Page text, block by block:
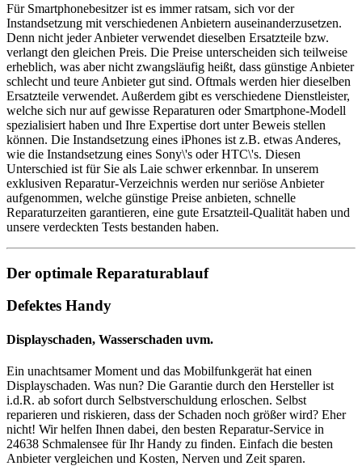
Für Smartphonebesitzer ist es immer ratsam, sich vor der
Instandsetzung mit verschiedenen Anbietern auseinanderzusetzen.
Denn nicht jeder Anbieter verwendet dieselben Ersatzteile bzw.
verlangt den gleichen Preis. Die Preise unterscheiden sich teilweise
erheblich, was aber nicht zwangsläufig heißt, dass günstige Anbieter
schlecht und teure Anbieter gut sind. Oftmals werden hier dieselben
Ersatzteile verwendet. Außerdem gibt es verschiedene Dienstleister,
welche sich nur auf gewisse Reparaturen oder Smartphone-Modell
spezialisiert haben und Ihre Expertise dort unter Beweis stellen
können. Die Instandsetzung eines iPhones ist z.B. etwas Anderes,
wie die Instandsetzung eines Sony\'s oder HTC\'s. Diesen
Unterschied ist für Sie als Laie schwer erkennbar. In unserem
exklusiven Reparatur-Verzeichnis werden nur seriöse Anbieter
aufgenommen, welche günstige Preise anbieten, schnelle
Reparaturzeiten garantieren, eine gute Ersatzteil-Qualität haben und
unsere verdeckten Tests bestanden haben.
Der optimale Reparaturablauf
Defektes Handy
Displayschaden, Wasserschaden uvm.
Ein unachtsamer Moment und das Mobilfunkgerät hat einen
Displayschaden. Was nun? Die Garantie durch den Hersteller ist
i.d.R. ab sofort durch Selbstverschuldung erloschen. Selbst
reparieren und riskieren, dass der Schaden noch größer wird? Eher
nicht! Wir helfen Ihnen dabei, den besten Reparatur-Service in
24638 Schmalensee für Ihr Handy zu finden. Einfach die besten
Anbieter vergleichen und Kosten, Nerven und Zeit sparen.